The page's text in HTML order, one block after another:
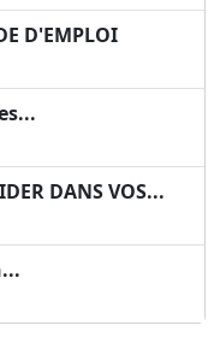
D'EMPLOI
DANS VOS...